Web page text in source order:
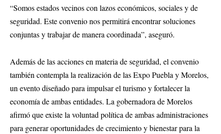
“Somos estados vecinos con lazos económicos, sociales y de
seguridad. Este convenio nos permitirá encontrar soluciones
conjuntas y trabajar de manera coordinada”, aseguró.
Además de las acciones en materia de seguridad, el convenio
también contempla la realización de las Expo Puebla y Morelos,
un evento diseñado para impulsar el turismo y fortalecer la
economía de ambas entidades. La gobernadora de Morelos
afirmó que existe la voluntad política de ambas administraciones
para generar oportunidades de crecimiento y bienestar para la